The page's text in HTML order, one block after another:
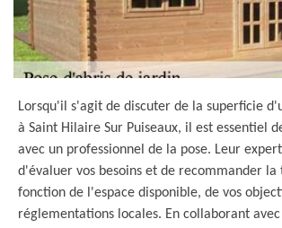
Lorsqu'il s'agit de discuter de la superficie
à Saint Hilaire Sur Puiseaux, il est essentiel
avec un professionnel de la pose. Leur
d'évaluer vos besoins et de recommander
fonction de l'espace disponible, de vos
réglementations locales. En collaborant